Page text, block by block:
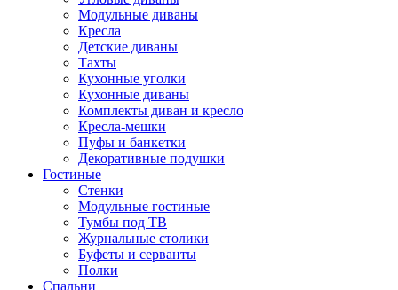
Модульные диваны
Кресла
Детские диваны
Тахты
Кухонные уголки
Кухонные диваны
Комплекты диван и кресло
Кресла-мешки
Пуфы и банкетки
Декоративные подушки
Гостиные
Стенки
Модульные гостиные
Тумбы под ТВ
Журнальные столики
Буфеты и серванты
Полки
Спальни